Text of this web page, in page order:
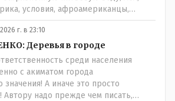
условия, афроамериканцы,
страховок, нечистоплотные
Лучше России и Казахстана жить
г. в 23:10
Деревья в городе
среди населения
с акиматом города
значения! А иначе это просто
Автору надо прежде чем писать,